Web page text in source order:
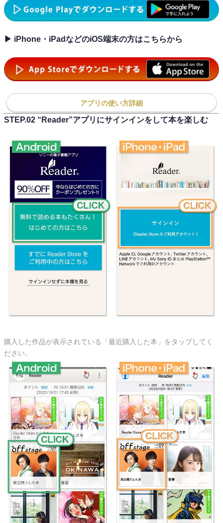
▶ iPhone・iPadなどのiOS端末の方はこちらから
アプリの使い方詳細
STEP.02 “Reader”アプリにサインインをして本を楽しむ
購入した作品が表示されている「最近購入した本」をタップしてく
ださい。